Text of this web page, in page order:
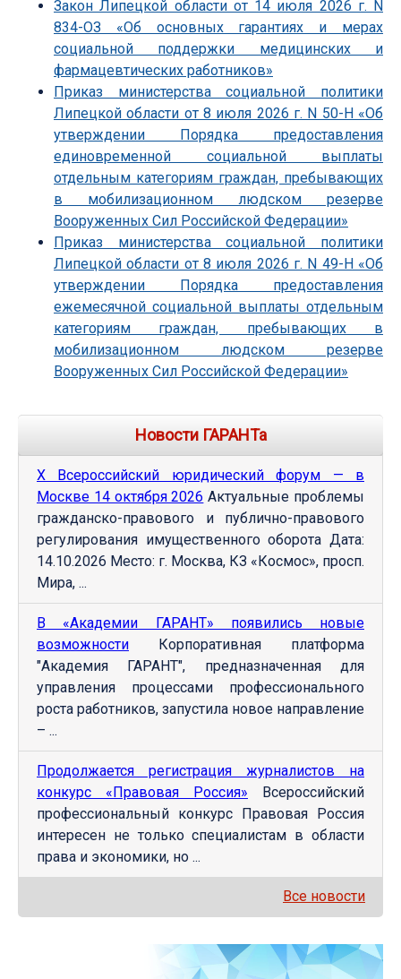
Закон Липецкой области от 14 июля 2026 г. N
834-ОЗ «Об основных гарантиях и мерах
социальной поддержки медицинских и
фармацевтических работников»
Приказ министерства социальной политики
Липецкой области от 8 июля 2026 г. N 50-Н «Об
утверждении Порядка предоставления
единовременной социальной выплаты
отдельным категориям граждан, пребывающих
в мобилизационном людском резерве
Вооруженных Сил Российской Федерации»
Приказ министерства социальной политики
Липецкой области от 8 июля 2026 г. N 49-Н «Об
утверждении Порядка предоставления
ежемесячной социальной выплаты отдельным
категориям граждан, пребывающих в
мобилизационном людском резерве
Вооруженных Сил Российской Федерации»
Новости ГАРАНТа
Х Всероссийский юридический форум — в
Москве 14 октября 2026 Актуальные проблемы
гражданско-правового и публично-правового
регулирования имущественного оборота Дата:
14.10.2026 Место: г. Москва, КЗ «Космос», просп.
Мира, ...
В «Академии ГАРАНТ» появились новые
возможности Корпоративная платформа
"Академия ГАРАНТ", предназначенная для
управления процессами профессионального
роста работников, запустила новое направление
– ...
Продолжается регистрация журналистов на
конкурс «Правовая Россия» Всероссийский
профессиональный конкурс Правовая Россия
интересен не только специалистам в области
права и экономики, но ...
Все новости